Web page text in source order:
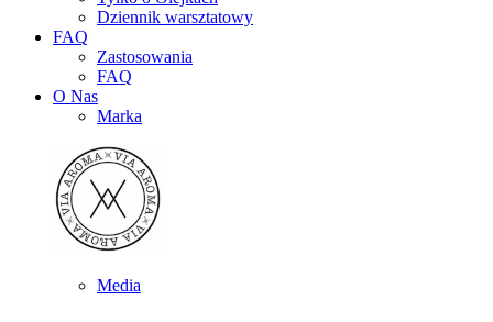
Dziennik warsztatowy
FAQ
Zastosowania
FAQ
O Nas
Marka
Media